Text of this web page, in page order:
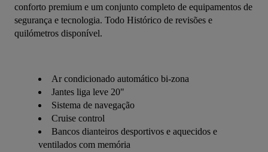
conforto premium e um conjunto completo de equipamentos de
segurança e tecnologia. Todo Histórico de revisões e
quilómetros disponível.
Ar condicionado automático bi-zona
Jantes liga leve 20"
Sistema de navegação
Cruise control
Bancos dianteiros desportivos e aquecidos e
ventilados com memória